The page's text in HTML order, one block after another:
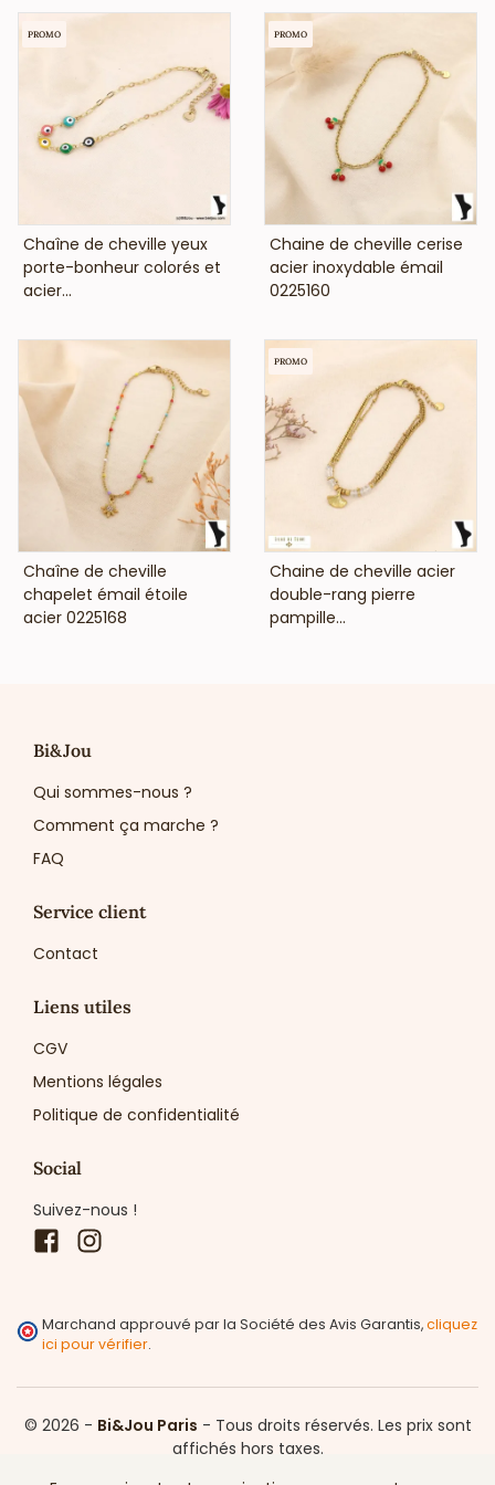
VOIR LE PRIX
Chaîne de cheville yeux
porte-bonheur colorés et
acier...
PROMO
VOIR LE PRIX
Chaine de cheville cerise
acier inoxydable émail
0225160
PROMO
VOIR LE PRIX
Chaîne de cheville
chapelet émail étoile
acier 0225168
VOIR LE PRIX
Chaine de cheville acier
double-rang pierre
pampille...
PROMO
Bi&Jou
Qui sommes-nous ?
Comment ça marche ?
FAQ
Service client
Contact
Liens utiles
CGV
Mentions légales
Politique de confidentialité
Social
Suivez-nous !
Facebook
Marchand approuvé par la Société des Avis Garantis,cliquez
ici pour vérifier.
© 2026 - Bi&Jou Paris - Tous droits réservés. Les prix sont
affichés hors taxes.